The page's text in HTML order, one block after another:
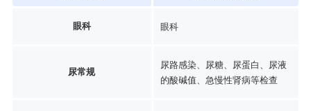
眼科 眼科
尿常规
尿路感染、尿糖、尿蛋白、尿液
的酸碱值、急慢性肾病等检查